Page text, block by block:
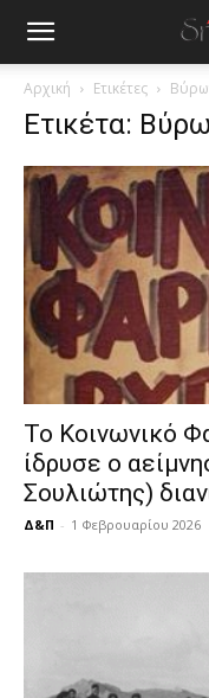
lesbians
very
hot
cam
show. desi
xxx
brandi
lyons
teaches
meaning
Αρχική Ετικέτες
Ετικέτα:
Το Κοινωνικό
ίδρυσε ο
Σουλιώτης)
Δ&Π - 1 Φεβρουαρίου 2026